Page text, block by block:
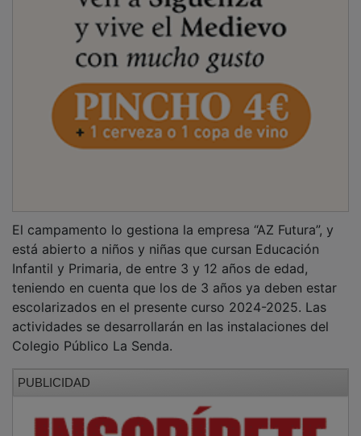
está abierto a niños y niñas que cursan Educación
Infantil y Primaria, de entre 3 y 12 años de edad,
teniendo en cuenta que los de 3 años ya deben estar
escolarizados en el presente curso 2024-2025. Las
actividades se desarrollarán en las instalaciones del
Colegio Público La Senda.